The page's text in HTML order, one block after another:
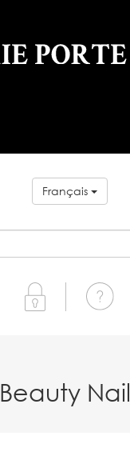
Français
Beauty